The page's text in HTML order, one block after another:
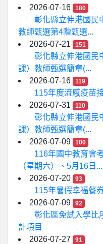
2026-07-16
180
彰化縣立伸港國民
教師甄選第4階甄選...
2026-07-21
151
彰化縣立伸港國民
課）教師甄選簡章(...
2026-07-16
119
115年度流感疫苗
2026-07-31
110
彰化縣立伸港國民
課）教師甄選簡章(...
2026-07-09
100
116年國中教育會
（星期六）、5月16日...
2026-07-20
93
115年暑假幸福餐
2026-07-09
92
彰化區免試入學比
計項目
2026-07-27
91